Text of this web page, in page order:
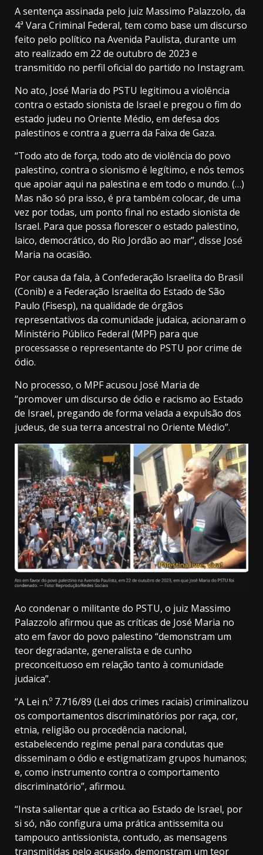
A sentença assinada pelo juiz Massimo Palazzolo, da
4ª Vara Criminal Federal, tem como base um discurso
feito pelo político na Avenida Paulista, durante um
ato realizado em 22 de outubro de 2023 e
transmitido no perfil oficial do partido no Instagram.
No ato, José Maria do PSTU legitimou a violência
contra o estado sionista de Israel e pregou o fim do
estado judeu no Oriente Médio, em defesa dos
palestinos e contra a guerra da Faixa de Gaza.
“Todo ato de força, todo ato de violência do povo
palestino, contra o sionismo é legítimo, e nós temos
que apoiar aqui na palestina e em todo o mundo. (…)
Mas não só pra isso, é pra também colocar, de uma
vez por todas, um ponto final no estado sionista de
Israel. Para que possa florescer o estado palestino,
laico, democrático, do Rio Jordão ao mar”, disse José
Maria na ocasião.
Por causa da fala, à Confederação Israelita do Brasil
(Conib) e a Federação Israelita do Estado de São
Paulo (Fisesp), na qualidade de órgãos
representativos da comunidade judaica, acionaram o
Ministério Público Federal (MPF) para que
processasse o representante do PSTU por crime de
ódio.
No processo, o MPF acusou José Maria de
“promover um discurso de ódio e racismo ao Estado
de Israel, pregando de forma velada a expulsão dos
judeus, de sua terra ancestral no Oriente Médio”.
Ao condenar o militante do PSTU, o juiz Massimo
Palazzolo afirmou que as críticas de José Maria no
ato em favor do povo palestino “demonstram um
teor degradante, generalista e de cunho
preconceituoso em relação tanto à comunidade
judaica”.
“A Lei n.º 7.716/89 (Lei dos crimes raciais) criminalizou
os comportamentos discriminatórios por raça, cor,
etnia, religião ou procedência nacional,
estabelecendo regime penal para condutas que
disseminam o ódio e estigmatizam grupos humanos;
e, como instrumento contra o comportamento
discriminatório”, afirmou.
“Insta salientar que a crítica ao Estado de Israel, por
si só, não configura uma prática antissemita ou
tampouco antissionista, contudo, as mensagens
transmitidas pelo acusado, demonstram um teor